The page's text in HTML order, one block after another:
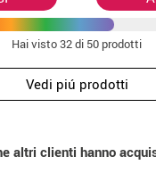
Hai visto32di 50 prodotti
Vedi piú prodotti
altri clienti hanno